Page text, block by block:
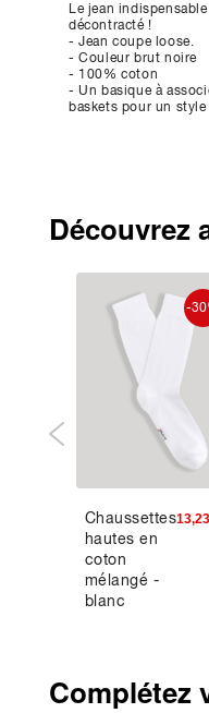
Le jean
décontracté !
- Jean coupe loose.
- Couleur brut noire
- 100% coton
- Un basique à
baskets pour un style
Découvrez
-
Chaussettes
hautes en
coton
mélangé -
blanc
Complétez